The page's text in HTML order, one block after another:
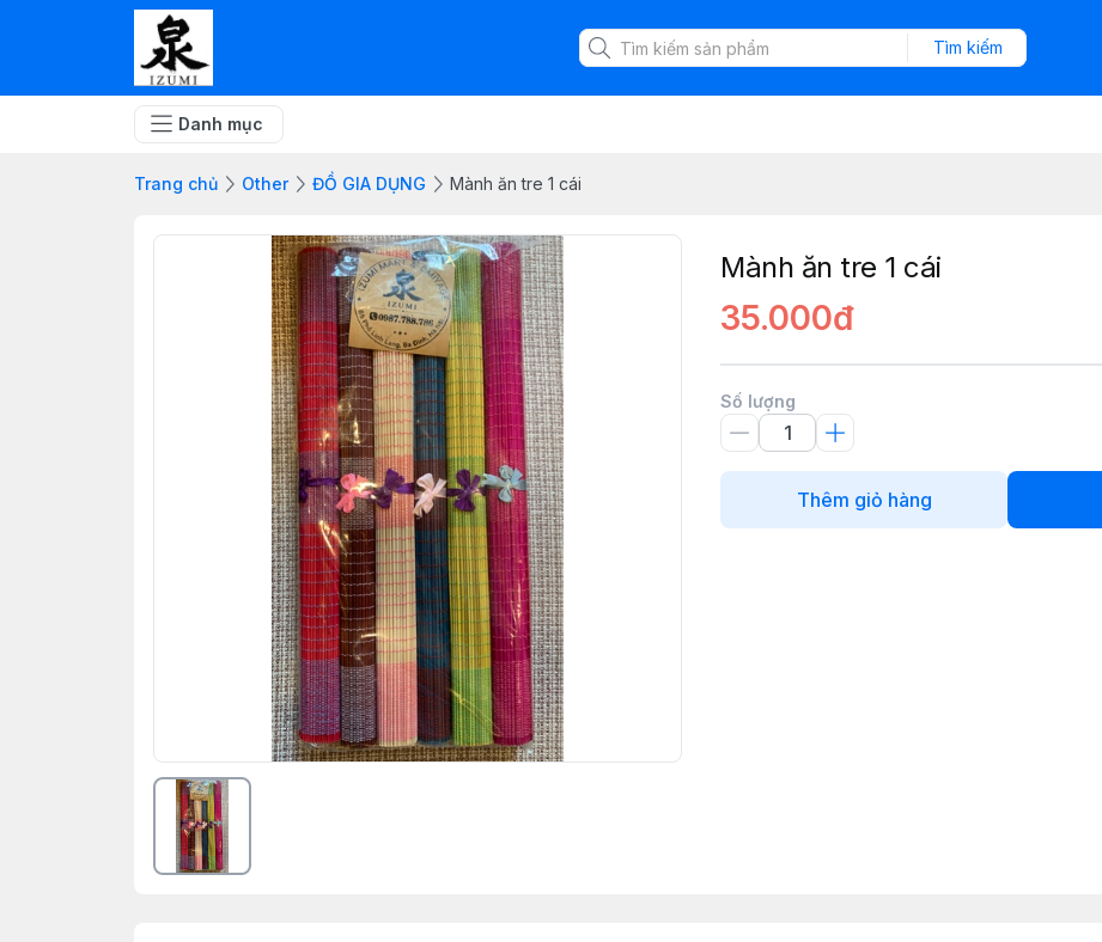
Tìm kiếm
Danh mục
Trang chủ Other ĐỒ GIA DỤNG Mành ăn tre 1 cái
Mành ăn tre 1 cái
35.000đ
Số lượng
Thêm giỏ hàng